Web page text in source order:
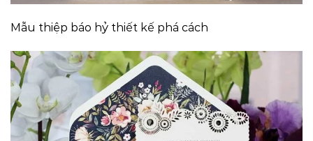
Mẫu thiệp báo hỷ thiết kế phá cách